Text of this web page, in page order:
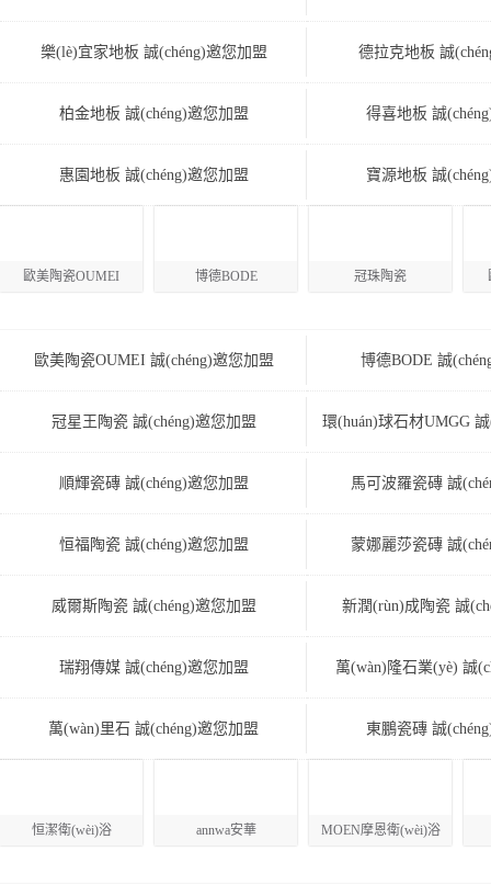
樂(lè)宜家地板 誠(chéng)邀您加盟 德拉克地板 誠
柏金地板 誠(chéng)邀您加盟 得喜地板 誠
惠園地板 誠(chéng)邀您加盟 寶源地板 誠
歐美陶瓷OUMEI 博德BODE 冠珠陶瓷
歐美陶瓷OUMEI 誠(chéng)邀您加盟 博德BODE 誠
冠星王陶瓷 誠(chéng)邀您加盟 環(huán)球石材UMGG
順輝瓷磚 誠(chéng)邀您加盟 馬可波羅瓷磚 誠
恒福陶瓷 誠(chéng)邀您加盟 蒙娜麗莎瓷磚 誠
威爾斯陶瓷 誠(chéng)邀您加盟 新潤(rùn)成陶瓷 誠
瑞翔傳媒 誠(chéng)邀您加盟 萬(wàn)隆石業(yè) 誠
萬(wàn)里石 誠(chéng)邀您加盟 東鵬瓷磚 誠
恒潔衛(wèi)浴 annwa安華 MOEN摩恩衛(wèi)浴